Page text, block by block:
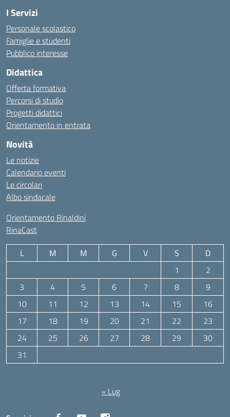
I Servizi
Personale scolastico
Famiglie e studenti
Pubblico interesse
Didattica
Offerta formativa
Percorsi di studio
Progetti didattici
Orientamento in entrata
Novità
Le notizie
Calendario eventi
Le circolari
Albo sindacale
Orientamento Rinaldini
RinaCast
L M M G V S
D
1
2
3
4 5 6 7 8
9
10
11 12 13 14 15
16
17
18 19 20 21 22
23
24
25 26 27 28 29
30
31
« Lug